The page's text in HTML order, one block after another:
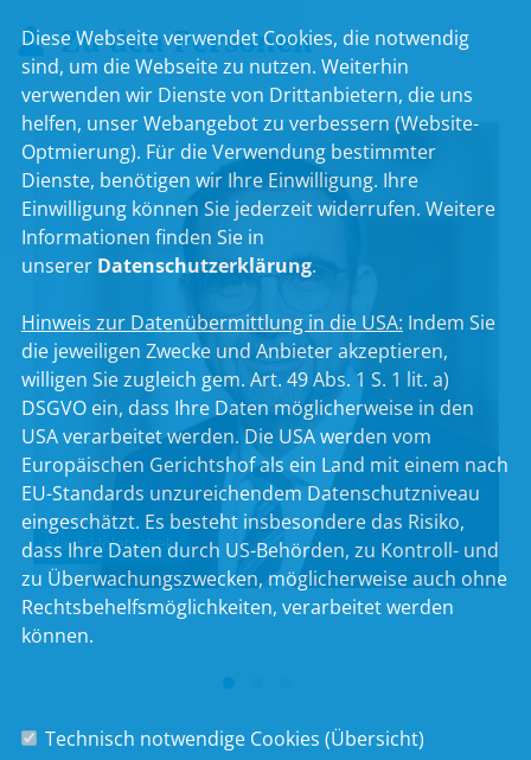
Zu den Personen
Klaus Holetschek
Diese Webseite verwendet Cookies, die notwendig
sind, um die Webseite zu nutzen. Weiterhin
verwenden wir Dienste von Drittanbietern, die uns
helfen, unser Webangebot zu verbessern (Website-
Optmierung). Für die Verwendung bestimmter
Dienste, benötigen wir Ihre Einwilligung. Ihre
Einwilligung können Sie jederzeit widerrufen. Weitere
Informationen finden Sie in
unserer Datenschutzerklärung.
Hinweis zur Datenübermittlung in die USA: Indem Sie
die jeweiligen Zwecke und Anbieter akzeptieren,
willigen Sie zugleich gem. Art. 49 Abs. 1 S. 1 lit. a)
DSGVO ein, dass Ihre Daten möglicherweise in den
USA verarbeitet werden. Die USA werden vom
Europäischen Gerichtshof als ein Land mit einem nach
EU-Standards unzureichendem Datenschutzniveau
eingeschätzt. Es besteht insbesondere das Risiko,
dass Ihre Daten durch US-Behörden, zu Kontroll- und
zu Überwachungszwecken, möglicherweise auch ohne
Rechtsbehelfsmöglichkeiten, verarbeitet werden
können.
Technisch notwendige Cookies (Übersicht)